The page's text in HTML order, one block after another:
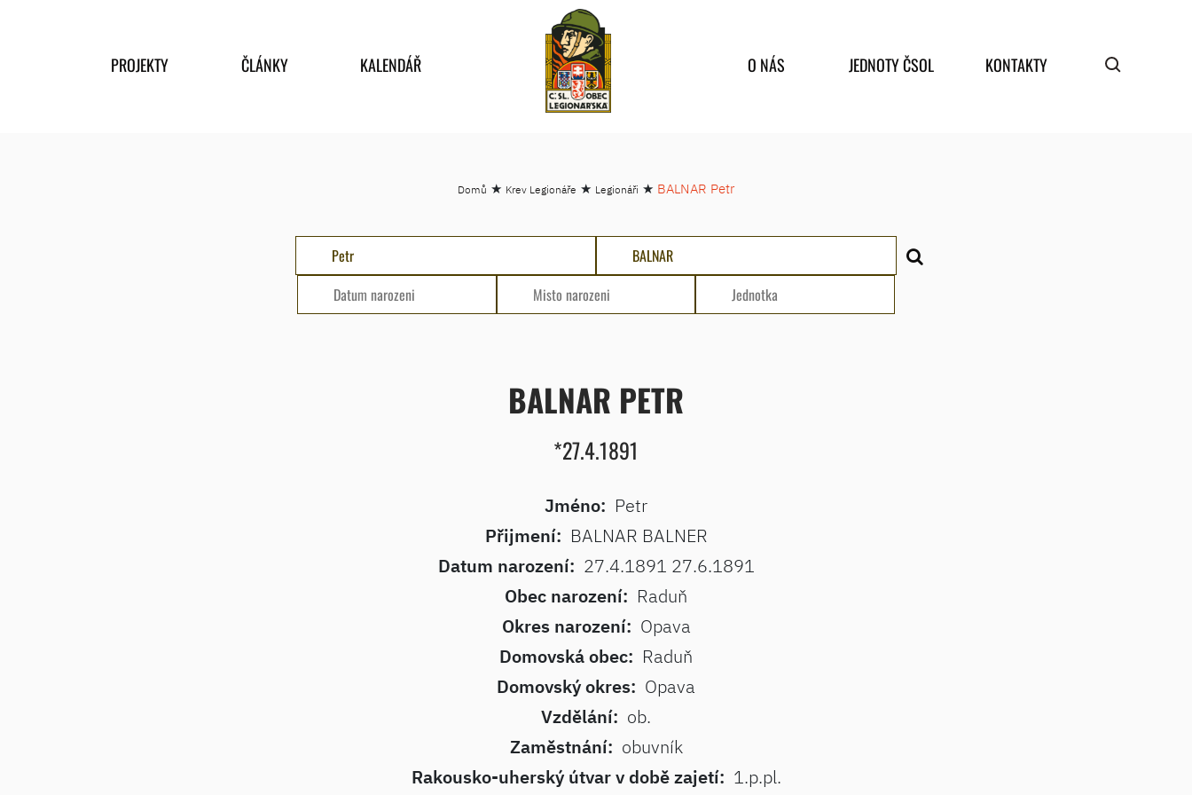
PROJEKTY ČLÁNKY KALENDÁŘ O NÁS JEDNOTY ČSOL KONTAKTY
Domů ★ Krev Legionáře ★ Legionáři ★ BALNAR Petr
BALNAR PETR
*27.4.1891
Jméno: Petr
Přijmení: BALNAR BALNER
Datum narození: 27.4.1891 27.6.1891
Obec narození: Raduň
Okres narození: Opava
Domovská obec: Raduň
Domovský okres: Opava
Vzdělání: ob.
Zaměstnání: obuvník
Rakousko-uherský útvar v době zajetí: 1.p.pl.